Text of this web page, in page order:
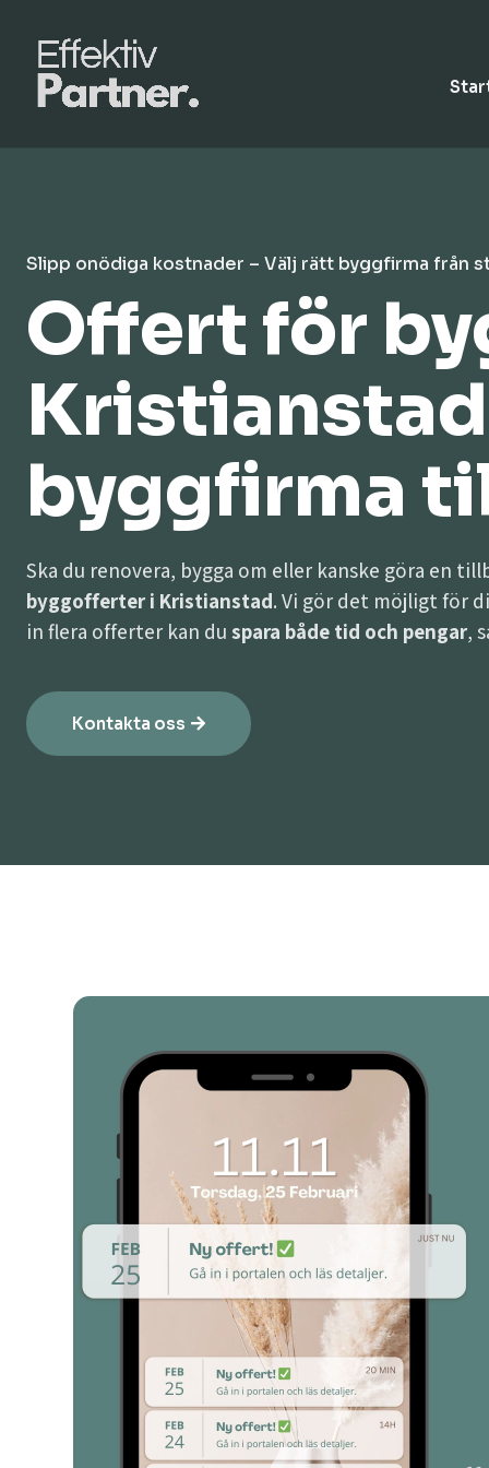
Slipp onödiga kostnader – Välj rätt byggfirma från
Offert för
byggfirma
Ska du renovera, bygga om eller kanske göra en
byggofferter i Kristianstad. Vi gör det möjligt för
in flera offerter kan du spara både tid och pengar,
Kontakta oss